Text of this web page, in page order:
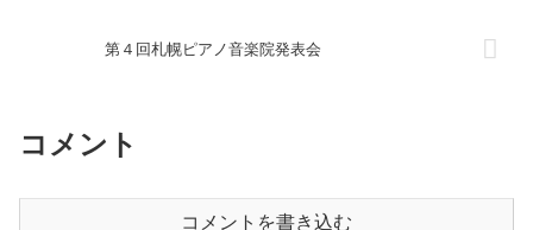
第４回札幌ピアノ音楽院発表会
コメント
コメントを書き込む